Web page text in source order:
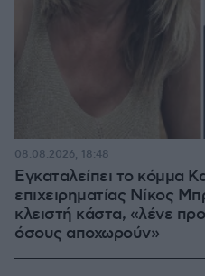
Εγκαταλείπει το κόμμα
επιχειρηματίας Νίκος
κλειστή κάστα, «λένε
όσους αποχωρούν»
08.08.2026, 18:48